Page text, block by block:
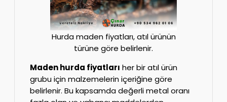
Hurda maden fiyatları, atıl ürünün
türüne göre belirlenir.
Maden hurda fiyatları her bir atıl ürün
grubu için malzemelerin içeriğine göre
belirlenir. Bu kapsamda değerli metal oranı